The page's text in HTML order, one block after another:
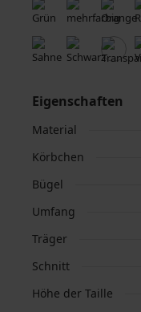
Eigenschaften
Material
Körbchen
Bügel
Umfang
Träger
Schnitt
Höhe der Taille